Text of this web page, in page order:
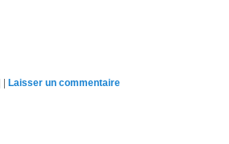
Laisser un commentaire